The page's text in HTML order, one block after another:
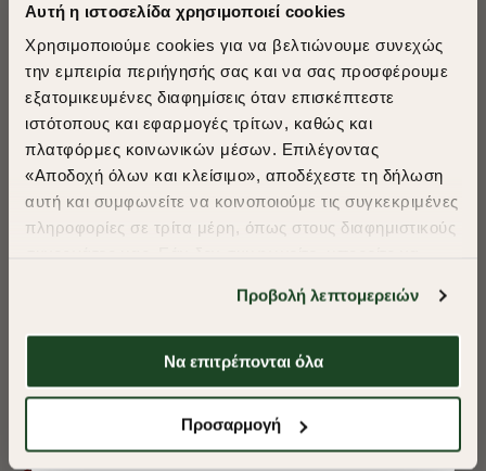
Αυτή η ιστοσελίδα χρησιμοποιεί cookies
Χρησιμοποιούμε cookies για να βελτιώνουμε συνεχώς
την εμπειρία περιήγησής σας και να σας προσφέρουμε
εξατομικευμένες διαφημίσεις όταν επισκέπτεστε
ιστότοπους και εφαρμογές τρίτων, καθώς και
πλατφόρμες κοινωνικών μέσων. Επιλέγοντας
«Αποδοχή όλων και κλείσιμο», αποδέχεστε τη δήλωση
αυτή και συμφωνείτε να κοινοποιούμε τις συγκεκριμένες
πληροφορίες σε τρίτα μέρη, όπως στους διαφημιστικούς
απαιτούμενα cookies» και θα περιοριστούμε
στα cookies και τις τεχνολογίες που είναι απολύτως
απαραίτητα για την ασφαλή απόδοση και
λειτουργικότητα της ιστοσελίδας μας. Ωστόσο, λάβετε
θα μπορούμε να συλλέξουμε πληροφορίες που θα
Προβολή λεπτομερειών
Να επιτρέπονται όλα
Προσαρμογή
ΠΟΥΚΑΜΙΣΟ OXFORD REGULAR FIT
​
A Season of Style
SUMMER SALE
Shop Now